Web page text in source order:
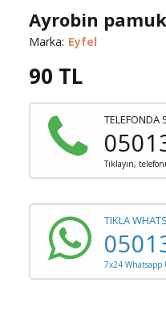
Ayrobin
Marka: Eyfel
90 TL
TELEFONDA
Tıklayın,
TIKLA
7x24